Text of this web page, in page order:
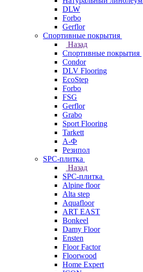
DLW
Forbo
Gerflor
Спортивные покрытия
Назад
Спортивные покрытия
Condor
DLV Flooring
EcoStep
Forbo
FSG
Gerflor
Grabo
Sport Flooring
Tarkett
А-Ф
Резипол
SPC-плитка
Назад
SPC-плитка
Alpine floor
Alta step
Aquafloor
ART EAST
Bonkeel
Damy Floor
Ensten
Floor Factor
Floorwood
Home Expert